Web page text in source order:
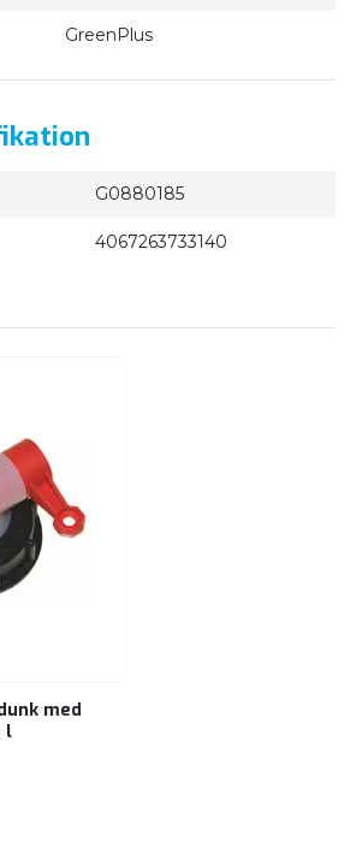
GreenPlus
G0880185
4067263733140
med
l